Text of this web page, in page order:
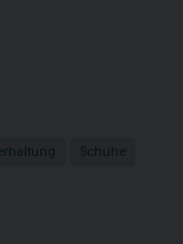
Schuhe